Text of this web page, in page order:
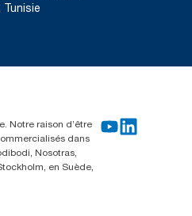
Tunisie
Notre raison d’être
dans
Nosotras,
en Suède,